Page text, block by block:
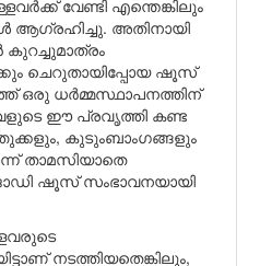
വേണ്ടി എന്തെങ്കിലും
അതിനായി
ചെറുതായിപ്പോയ ഷൂസ്
ഒരു ധർമ്മസ്ഥാപനത്തിന്
ഈ പ്രവൃത്തി കണ്ട
കുടുംബാംഗങ്ങളും
താമസിയാതെ
ഷൂസ് സംഭാവനയായി
നടത്തിയതെങ്കിലും,